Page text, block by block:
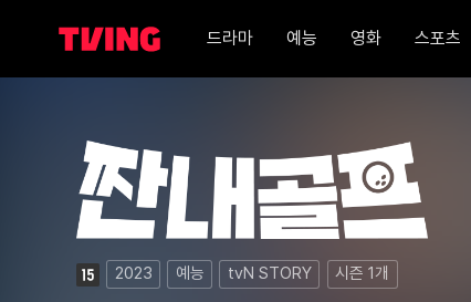
드라마 예능 영화 스포츠
2023 예능 tvN STORY 시즌 1개